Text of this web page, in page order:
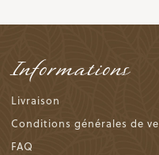
Informations
Livraison
Conditions générales de
FAQ